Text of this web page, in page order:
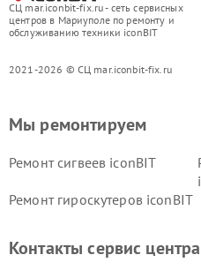
СЦ mar.iconbit-fix.ru - сеть сервисных
центров в Мариуполе по ремонту и
обслуживанию техники iconBIT
2021-2026 © СЦ mar.iconbit-fix.ru
Мы ремонтируем
Ремонт сигвеев iconBIT
Ремонт гироскутеров iconBIT
Контакты сервис центра